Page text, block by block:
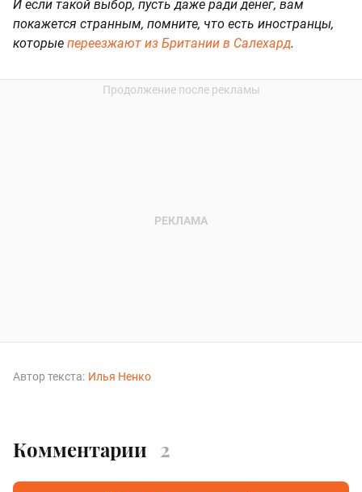
И если такой выбор, пусть даже ради денег, вам
покажется странным, помните, что есть иностранцы,
которые переезжают из Британии в Салехард.
Автор текста: Илья Ненко
Комментарии 2